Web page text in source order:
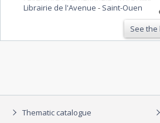
Librairie de l'Avenue - Saint-Ouen
See the
Thematic catalogue